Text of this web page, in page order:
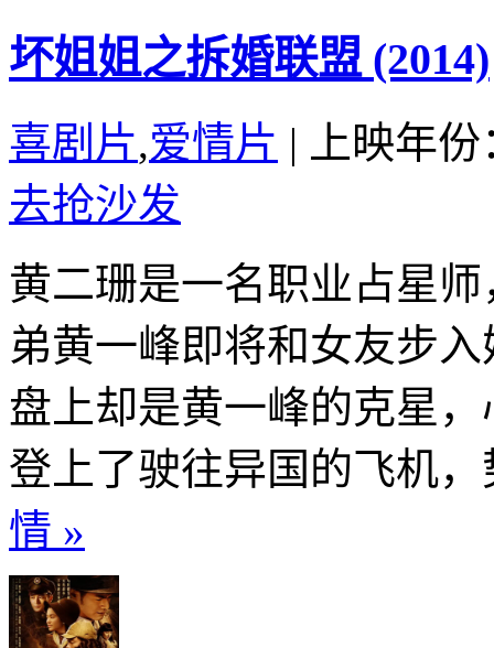
坏姐姐之拆婚联盟 (2014)
喜剧片,爱情片 |
上映年
去抢沙发
黄二珊是一名职业占星
弟黄一峰即将和女友步
盘上却是黄一峰的克星
登上了驶往异国的飞机
情 »